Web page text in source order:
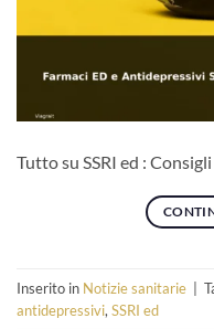
Tutto su SSRI ed :
Inserito in Notizie sanitarie
antidepressivi, SSRI ed